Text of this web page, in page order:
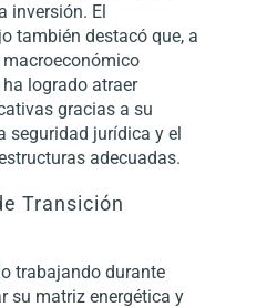
inversión. El
también destacó que, a
logrado atraer
gracias a su
seguridad jurídica y el
adecuadas.
Transición
trabajando durante
su matriz energética y